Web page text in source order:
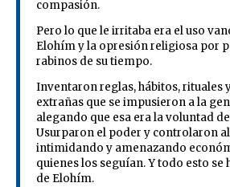
compasión.
Pero lo que le irritaba era el uso
Elohím y la opresión religiosa por
rabinos de su tiempo.
Inventaron reglas, hábitos, rituales
extrañas que se impusieron a la
alegando que esa era la voluntad
Usurparon el poder y controlaron
intimidando y amenazando
quienes los seguían. Y todo esto se
de Elohím.